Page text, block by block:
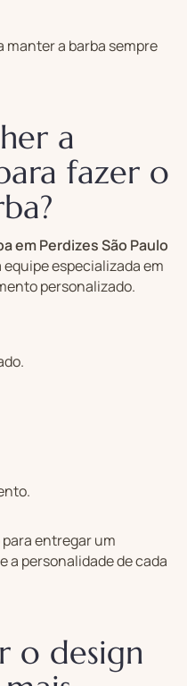
manter a barba sempre
a
fazer o
em Perdizes São Paulo
especializada em
personalizado.
entregar um
a personalidade de cada
o design